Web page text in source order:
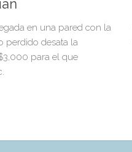
en una pared con la
perdido desata la
para el que